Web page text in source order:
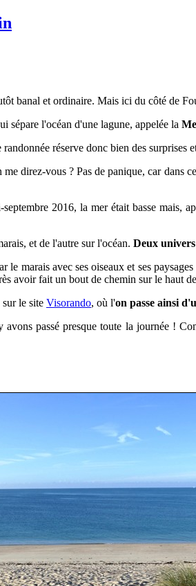
banal et ordinaire. Mais ici du côté de
sépare l'océan d'une lagune, appelée la
randonnée réserve donc bien des surprises
direz-vous ? Pas de panique, car dans
2016, la mer était basse
et de l'autre sur l'océan. Deux
le marais avec ses oiseaux et ses
avoir fait un bout de chemin sur le haut
le site Visorando, où l'on passe ainsi
avons passé presque toute la journée !